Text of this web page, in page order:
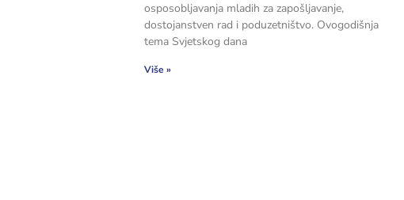
osposobljavanja mladih za zapošljavanje,
dostojanstven rad i poduzetništvo. Ovogodišnja
tema Svjetskog dana
Više »